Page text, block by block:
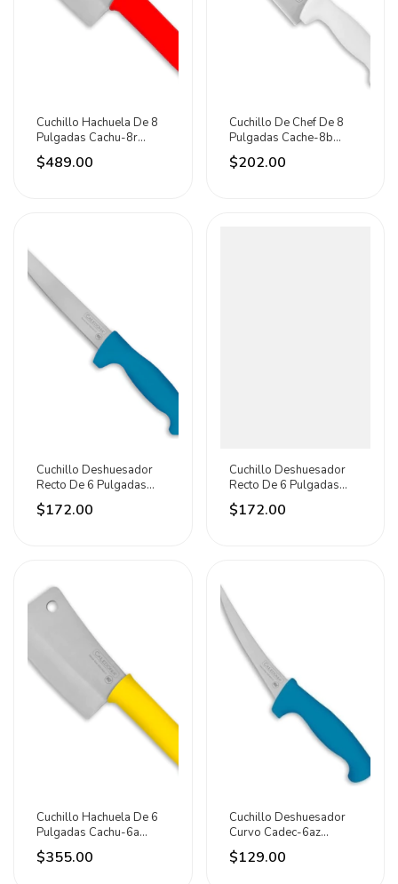
Cuchillo Hachuela De 8
Pulgadas Cachu-8r
Caledonia Rojo
$489.00
Cuchillo De Chef De 8
Pulgadas Cache-8b
Caledonia Blanco
$202.00
Cuchillo Deshuesador
Recto De 6 Pulgadas
Cader-6az Caledonia
Azul
$172.00
Cuchillo Deshuesador
Recto De 6 Pulgadas
Cader-6r Caledonia Rojo
$172.00
Cuchillo Hachuela De 6
Pulgadas Cachu-6a
Caledonia Amarillo
$355.00
Cuchillo Deshuesador
Curvo Cadec-6az
Caledonia Azul
$129.00